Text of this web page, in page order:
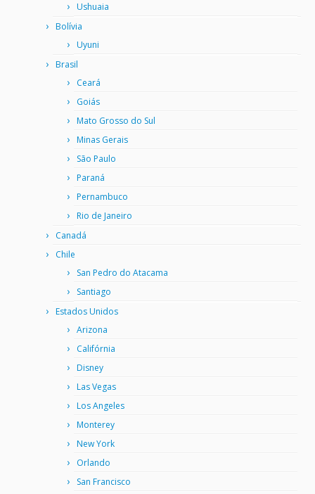
Ushuaia
Bolívia
Uyuni
Brasil
Ceará
Goiás
Mato Grosso do Sul
Minas Gerais
São Paulo
Paraná
Pernambuco
Rio de Janeiro
Canadá
Chile
San Pedro do Atacama
Santiago
Estados Unidos
Arizona
Califórnia
Disney
Las Vegas
Los Angeles
Monterey
New York
Orlando
San Francisco